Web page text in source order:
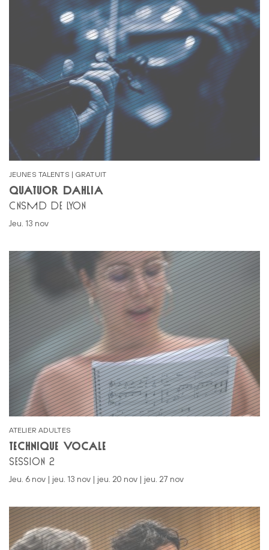
JEUNES TALENTS | GRATUIT
QUATUOR DAHLIA
CNSMD DE LYON
jeu. 13 nov
ATELIER ADULTES
TECHNIQUE VOCALE
SESSION 2
jeu. 6 nov | jeu. 13 nov | jeu. 20 nov | jeu. 27 nov